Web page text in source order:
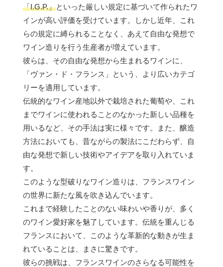
「I.G.P.」といった厳しい規定に基づいて作られたワ
インが高い評価を受けています。しかし近年、これ
らの規定に縛られることなく、あえて自由な発想で
ワイン造りを行う生産者が増えています。
彼らは、その自由な発想から生まれるワインに、
「ヴァン・ド・フランス」という、より広いカテゴ
リーを適用しています。
伝統的なワイン産地以外で栽培された葡萄や、これ
までワインに使われることのなかった新しい品種を
用いるなど、その手法は実に様々です。また、醸造
方法においても、昔ながらの製法にこだわらず、自
由な発想で新しい技術やアイデアを取り入れていま
す。
このような型破りなワイン造りは、フランスワイン
の世界に新たな風を吹き込んでいます。
これまで経験したことのない味わいや香りが、多く
のワイン愛好家を魅了しています。伝統を重んじる
フランスにおいて、このような革新的な動きが生ま
れていることは、まさに驚きです。
彼らの挑戦は、フランスワインのさらなる可能性を